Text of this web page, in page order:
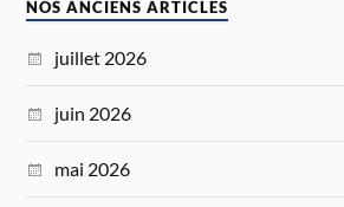
NOS ANCIENS ARTICLES
juillet 2026
juin 2026
mai 2026